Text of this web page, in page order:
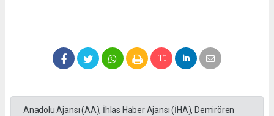
Anadolu Ajansı (AA), İhlas Haber Ajansı (İHA), Demirören